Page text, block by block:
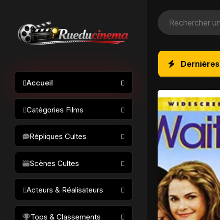
Accueil
Catégories Films
Science-fiction
Drame / Thriller
Comédie/humour
Horreur
Fantastique
Répliques Cultes
Scènes Cultes
Acteurs & Réalisateurs
Tops & Classements